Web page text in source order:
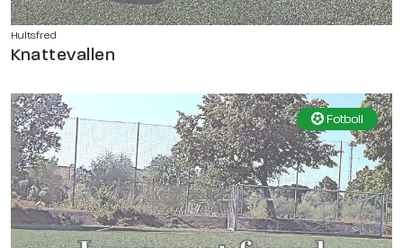
Hultsfred
Knattevallen
Fotboll